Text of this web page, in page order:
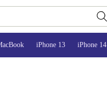
iPhone 13 iPhone 14